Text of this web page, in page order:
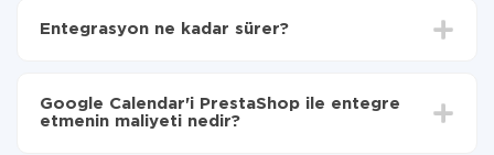
aktarılacağını seçin
PrestaShop'ye aktarılacaktır.
Entegrasyon ne kadar sürer?
olarak, 10-15 dakika sürer.
Google Calendar'i PrestaShop ile entegre
etmenin maliyeti nedir?